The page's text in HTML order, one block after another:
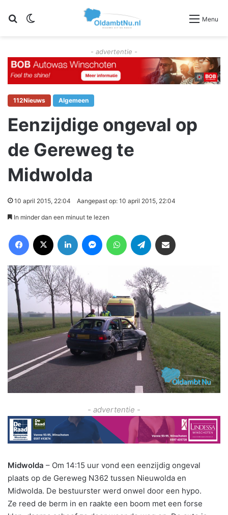
Zoeken Menu
- advertentie -
112Nieuws Algemeen
Eenzijdige ongeval op
de Gereweg te
Midwolda
10 april 2015, 22:04 Aangepast op: 10 april 2015, 22:04
In minder dan een minuut te lezen
- advertentie -
Midwolda – Om 14:15 uur vond een eenzijdig ongeval
plaats op de Gereweg N362 tussen Nieuwolda en
Midwolda. De bestuurster werd onwel door een hypo.
Ze reed de berm in en raakte een boom met een forse